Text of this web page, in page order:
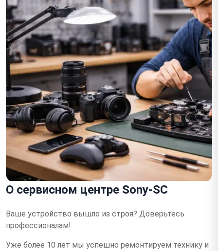
О сервисном центре Sony-SC
Ваше устройство вышло из строя? Доверьтесь
профессионалам!
Уже более 10 лет мы успешно ремонтируем технику и